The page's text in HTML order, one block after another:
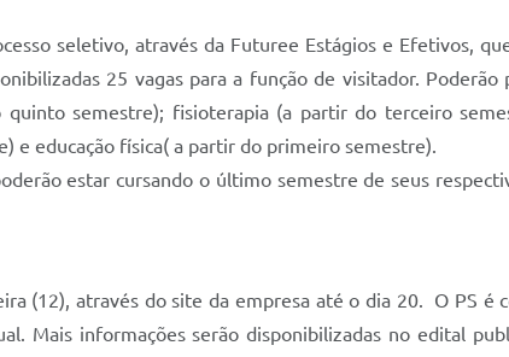
seletivo, através da Futuree Estágios e Efetivos,
25 vagas para a função de visitador.
semestre); fisioterapia (a partir do terceiro
e educação física( a partir do primeiro semestre).
estar cursando o último semestre de seus
(12), através do site da empresa até o dia 20. O PS é
Mais informações serão disponibilizadas no edital